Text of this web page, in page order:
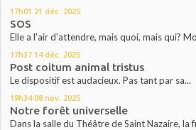
17h01 21 déc. 2025
SOS
Elle a l'air d'attendre, mais quoi, mais qui?
17h37 14 déc. 2025
Post coitum animal tristus
Le dispositif est audacieux. Pas tant par sa...
19h34 08 nov. 2025
Notre forêt universelle
Dans la salle du Théâtre de Saint Nazaire, la